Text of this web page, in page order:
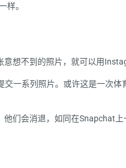
样。
想不到的照片，就可以用
交一系列照片。或许这是一次体
他们会消退，如同在Snapchat